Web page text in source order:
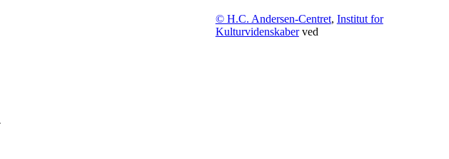
© H.C. Andersen-Centret, Institut for
Kulturvidenskaberved